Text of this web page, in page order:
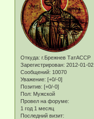
Откуда: г.Брежнев ТатАССР
Зарегистрирован: 2012-01-02
Сообщений: 10070
Уважение: [+0/-0]
Позитив: [+0/-0]
Пол: Мужской
Провел на форуме:
1 год 1 месяц
Последний визит: